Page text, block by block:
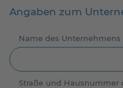
Angaben zum
Name des Unternehmens
Straße und Hausnummer